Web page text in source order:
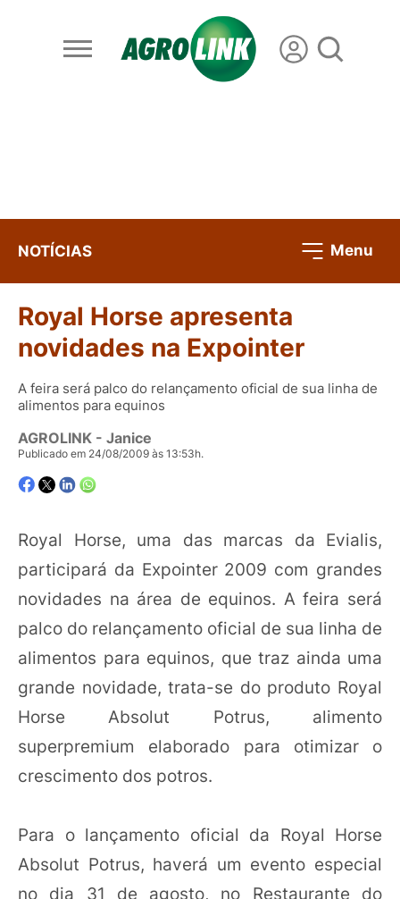
NOTÍCIAS Menu
Royal Horse apresenta
novidades na Expointer
A feira será palco do relançamento oficial de sua linha de
alimentos para equinos
AGROLINK - Janice
Publicado em 24/08/2009 às 13:53h.
Royal Horse, uma das marcas da Evialis,
participará da Expointer 2009 com grandes
novidades na área de equinos. A feira será
palco do relançamento oficial de sua linha de
alimentos para equinos, que traz ainda uma
grande novidade, trata-se do produto Royal
Horse Absolut Potrus, alimento
superpremium elaborado para otimizar o
crescimento dos potros.
Para o lançamento oficial da Royal Horse
Absolut Potrus, haverá um evento especial
no dia 31 de agosto, no Restaurante do